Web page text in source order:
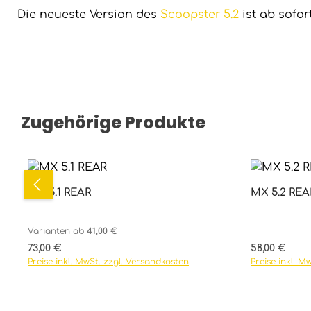
Die neueste Version des Scoopster 5.2 ist ab
Produktgalerie überspringen
Zugehörige Produkte
Durchschnittliche Bewertung von 4
MX 5.1 REAR
Varianten ab 41,00 €
Regulärer Preis:
73,00 €
Preise inkl. MwSt. zzgl. Versandkosten
MX 5.2
Regulärer
58,00 €
Preise inkl.